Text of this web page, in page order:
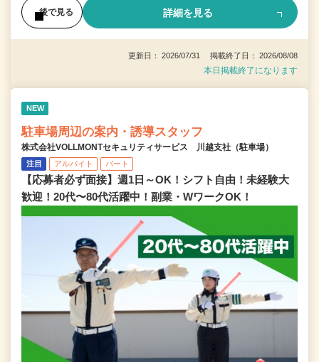
後で見る 詳細を見る
更新日： 2026/07/31 掲載終了日： 2026/08/08
本日掲載終了になります
NEW
駐車場周辺の案内・誘導スタッフ
株式会社VOLLMONTセキュリティサービス 川越支社（駐車場）
注目 アルバイト パート
【応募者必ず面接】週1日～OK！シフト自由！未経験大
歓迎！20代〜80代活躍中！副業・WワークOK！